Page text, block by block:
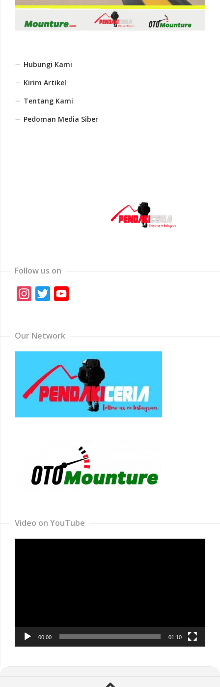
Hubungi Kami
Kirim Artikel
Tentang Kami
Pedoman Media Siber
Follow us on
Instagram
Twitter
Our Network
Video on YouTube
00:00 01:10